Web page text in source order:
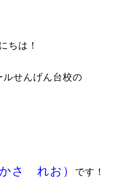
ちは！
ルせんげん台校の
さ れお） です！